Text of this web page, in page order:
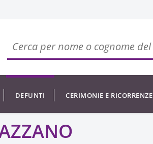
DEFUNTI CERIMONIE E RICORRENZE